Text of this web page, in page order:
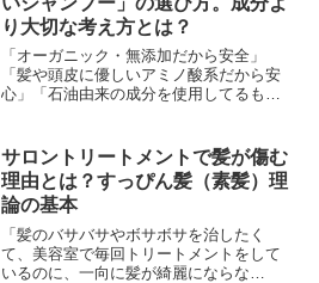
り大切な考え方とは？
「オーガニック・無添加だから安全」
「髪や頭皮に優しいアミノ酸系だから安
心」「石油由来の成分を使用してるもの
握る美容師たちが本当に...
サロントリートメントで髪が傷む
理由とは？すっぴん髪（素髪）理
論の基本
「髪のバサバサやボサボサを治したく
て、美容室で毎回トリートメントをして
いるのに、一向に髪が綺麗にならな